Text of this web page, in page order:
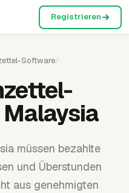
Registrieren
Software/
Malaysia
müssen bezahlte
und Überstunden
aus genehmigten